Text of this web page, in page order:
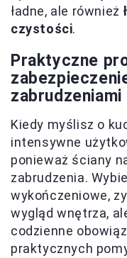
ładne, ale również
czystości.
Praktyczne
zabrudzeniami
Kiedy myślisz o
intensywne
ponieważ ściany
zabrudzenia.
wykończeniowe,
wygląd wnętrza,
codzienne
praktycznych